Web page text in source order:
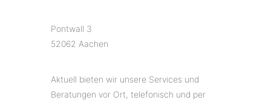
Pontwall 3
52062 Aachen
Aktuell bieten wir unsere Services und
Beratungen vor Ort, telefonisch und per